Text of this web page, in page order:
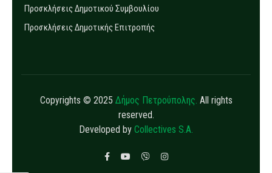
Προσκλήσεις Δημοτικού Συμβουλίου
Προσκλήσεις Δημοτικής Επιτροπής
Copyrights © 2025 Δήμος Πετρούπολης. All rights
reserved.
Developed by Collectives S.A.